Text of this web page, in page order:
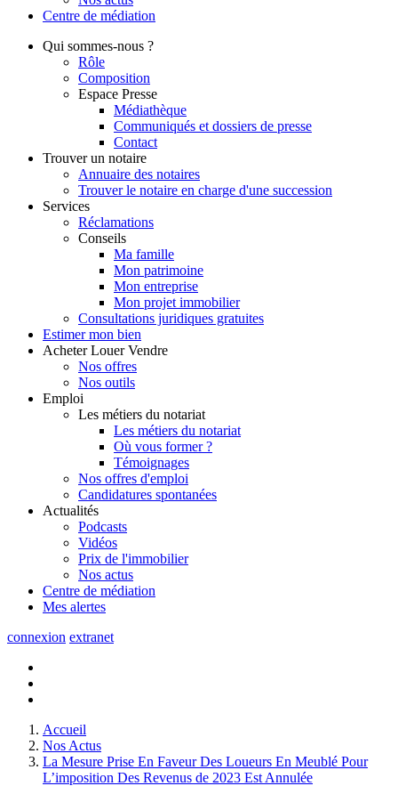
Centre de médiation
Qui sommes-nous ?
Rôle
Composition
Espace Presse
Médiathèque
Communiqués et dossiers de presse
Contact
Trouver un notaire
Annuaire des notaires
Trouver le notaire en charge d'une succession
Services
Réclamations
Conseils
Ma famille
Mon patrimoine
Mon entreprise
Mon projet immobilier
Consultations juridiques gratuites
Estimer mon bien
Acheter Louer Vendre
Nos offres
Nos outils
Emploi
Les métiers du notariat
Les métiers du notariat
Où vous former ?
Témoignages
Nos offres d'emploi
Candidatures spontanées
Actualités
Podcasts
Vidéos
Prix de l'immobilier
Nos actus
Centre de médiation
Mes alertes
connexion extranet
Accueil
Nos Actus
La Mesure Prise En Faveur Des Loueurs En Meublé Pour
L’imposition Des Revenus de 2023 Est Annulée